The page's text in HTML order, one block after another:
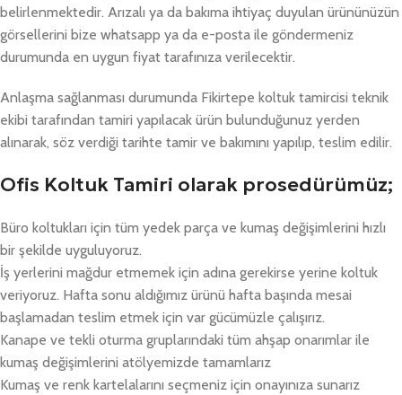
belirlenmektedir. Arızalı ya da bakıma ihtiyaç duyulan ürününüzün
görsellerini bize whatsapp ya da e-posta ile göndermeniz
durumunda en uygun fiyat tarafınıza verilecektir.
Anlaşma sağlanması durumunda Fikirtepe koltuk tamircisi teknik
ekibi tarafından tamiri yapılacak ürün bulunduğunuz yerden
alınarak, söz verdiği tarihte tamir ve bakımını yapılıp, teslim edilir.
Ofis Koltuk Tamiri olarak prosedürümüz;
Büro koltukları için tüm yedek parça ve kumaş değişimlerini hızlı
bir şekilde uyguluyoruz.
İş yerlerini mağdur etmemek için adına gerekirse yerine koltuk
veriyoruz. Hafta sonu aldığımız ürünü hafta başında mesai
başlamadan teslim etmek için var gücümüzle çalışırız.
Kanape ve tekli oturma gruplarındaki tüm ahşap onarımlar ile
kumaş değişimlerini atölyemizde tamamlarız
Kumaş ve renk kartelalarını seçmeniz için onayınıza sunarız